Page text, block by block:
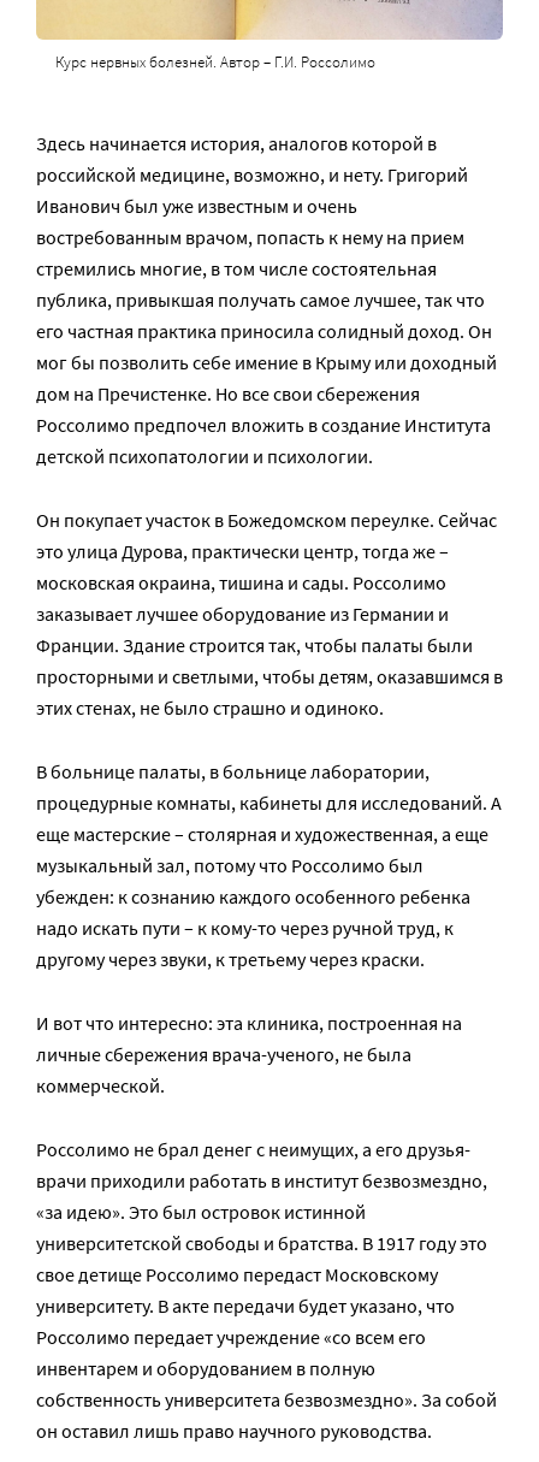
Курс нервных болезней. Автор – Г.И. Россолимо
Здесь начинается история, аналогов которой в
российской медицине, возможно, и нету. Григорий
Иванович был уже известным и очень
востребованным врачом, попасть к нему на прием
стремились многие, в том числе состоятельная
публика, привыкшая получать самое лучшее, так что
его частная практика приносила солидный доход. Он
мог бы позволить себе имение в Крыму или доходный
дом на Пречистенке. Но все свои сбережения
Россолимо предпочел вложить в создание Института
детской психопатологии и психологии.
Он покупает участок в Божедомском переулке. Сейчас
это улица Дурова, практически центр, тогда же –
московская окраина, тишина и сады. Россолимо
заказывает лучшее оборудование из Германии и
Франции. Здание строится так, чтобы палаты были
просторными и светлыми, чтобы детям, оказавшимся в
этих стенах, не было страшно и одиноко.
В больнице палаты, в больнице лаборатории,
процедурные комнаты, кабинеты для исследований. А
еще мастерские – столярная и художественная, а еще
музыкальный зал, потому что Россолимо был
убежден: к сознанию каждого особенного ребенка
надо искать пути – к кому-то через ручной труд, к
другому через звуки, к третьему через краски.
И вот что интересно: эта клиника, построенная на
личные сбережения врача-ученого, не была
коммерческой.
Россолимо не брал денег с неимущих, а его друзья-
врачи приходили работать в институт безвозмездно,
«за идею». Это был островок истинной
университетской свободы и братства. В 1917 году это
свое детище Россолимо передаст Московскому
университету. В акте передачи будет указано, что
Россолимо передает учреждение «со всем его
инвентарем и оборудованием в полную
собственность университета безвозмездно». За собой
он оставил лишь право научного руководства.